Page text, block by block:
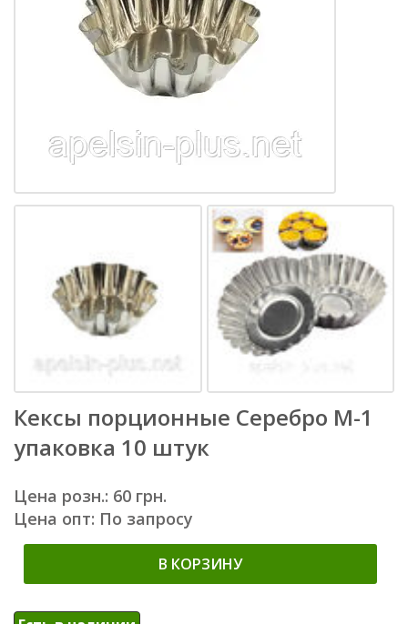
Кексы порционные Серебро М-1
упаковка 10 штук
Цена розн.: 60 грн.
Цена опт: По запросу
В КОРЗИНУ